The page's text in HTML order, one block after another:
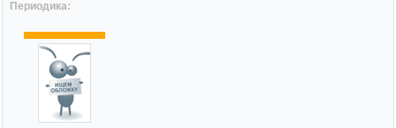
Периодика: